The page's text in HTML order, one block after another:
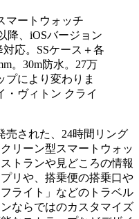
マートウォッチ
降、iOSバージョン
応。SSケース＋各
。30m防水。27万
により変わりま
・ヴィトン クライ
売された、24時間リング
リーン型スマートウォッ
トランや見どころの情報
リや、搭乗便の搭乗口や
ライト」などのトラベル
ならではのカスタマイズ